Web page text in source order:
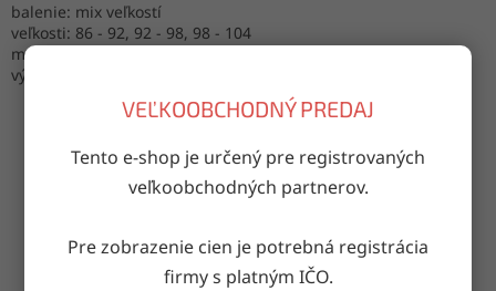
VEĽKOOBCHODNÝ PREDAJ
Tento e-shop je určený pre registrovaných
veľkoobchodných partnerov.
Pre zobrazenie cien je potrebná registrácia
firmy s platným IČO.
balenie: mix veľkostí
veľkosti: 86 - 92, 92 - 98, 98 - 104
materiál: 100% bavlna
výroba: Turecko
OPÝTAŤ SA ZDIEĽAŤ
Doručenie do druhého dňa